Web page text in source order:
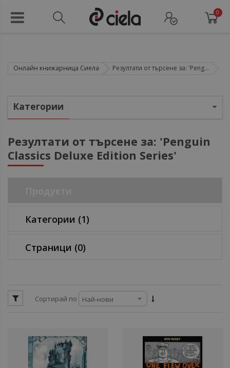
0
Онлайн книжарница Сиела Резултати от търсене за: 'Peng...
Резултати от търсене за: 'Penguin
Classics Deluxe Edition Series'
Категории (1)
Страници (0)
Сортирай по
Категории